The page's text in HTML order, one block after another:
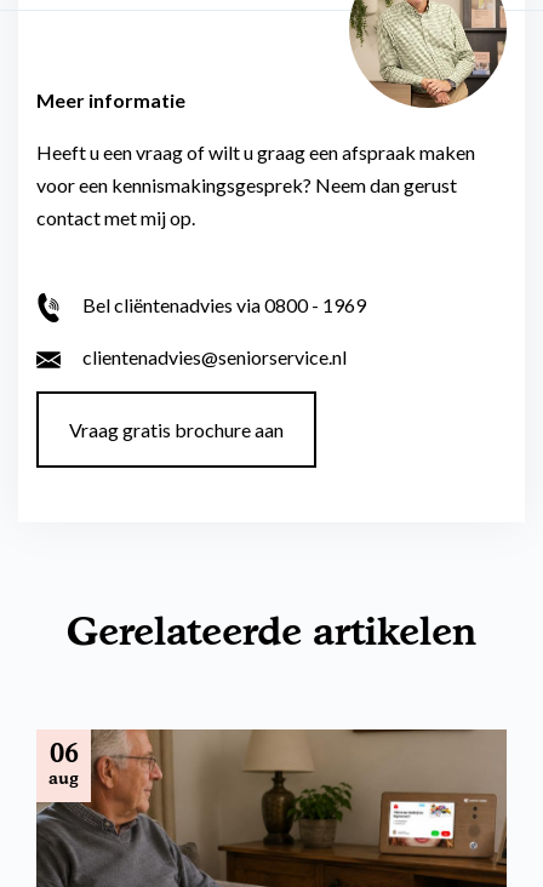
Meer informatie
Heeft u een vraag of wilt u graag een afspraak maken
voor een kennismakingsgesprek? Neem dan gerust
contact met mij op.
Bel cliëntenadvies via 0800 - 1969
clientenadvies@seniorservice.nl
Vraag gratis brochure aan
Gerelateerde artikelen
06
aug